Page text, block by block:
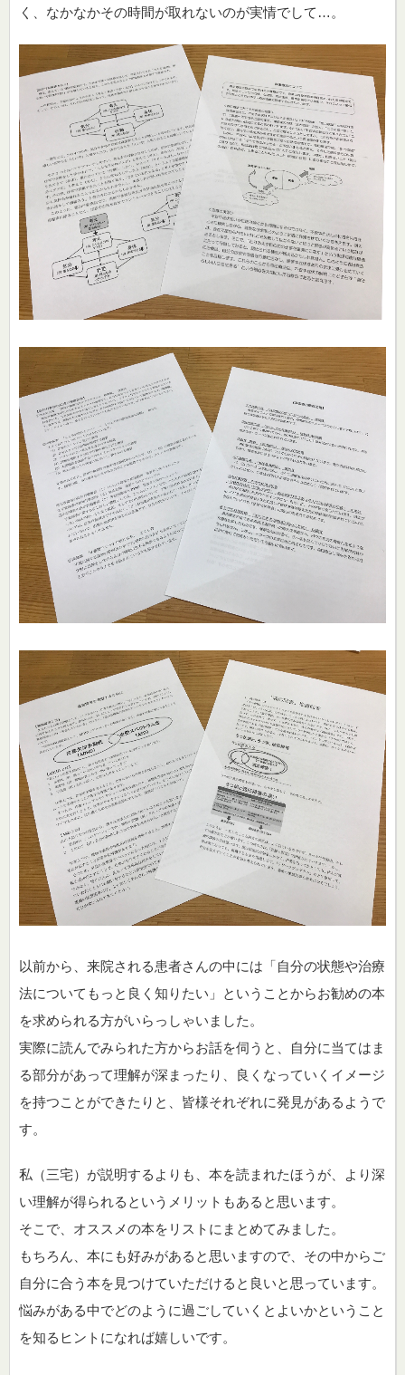
く、なかなかその時間が取れないのが実情でして…。
以前から、来院される患者さんの中には「自分の状態や治療
法についてもっと良く知りたい」ということからお勧めの本
を求められる方がいらっしゃいました。
実際に読んでみられた方からお話を伺うと、自分に当てはま
る部分があって理解が深まったり、良くなっていくイメージ
を持つことができたりと、皆様それぞれに発見があるようで
す。
私（三宅）が説明するよりも、本を読まれたほうが、より深
い理解が得られるというメリットもあると思います。
そこで、オススメの本をリストにまとめてみました。
もちろん、本にも好みがあると思いますので、その中からご
自分に合う本を見つけていただけると良いと思っています。
悩みがある中でどのように過ごしていくとよいかということ
を知るヒントになれば嬉しいです。